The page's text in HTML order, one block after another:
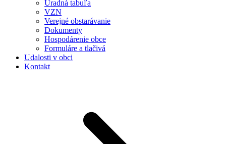
Úradná tabuľa
VZN
Verejné obstarávanie
Dokumenty
Hospodárenie obce
Formuláre a tlačivá
Udalosti v obci
Kontakt